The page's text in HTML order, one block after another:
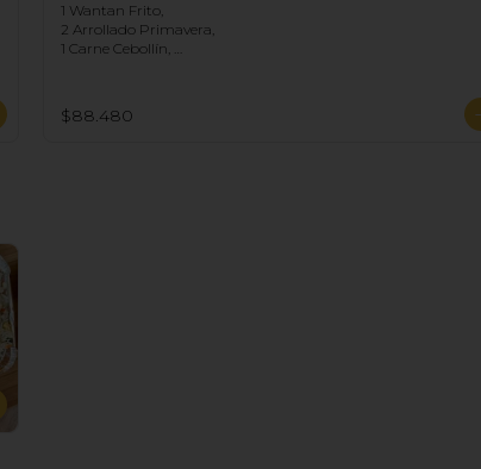
1 Wantan Frito,
2 Arrollado Primavera,
1 Carne Cebollín,
1 Arrollado de Marisco,
1 Pollo Cebollín,
$88.480